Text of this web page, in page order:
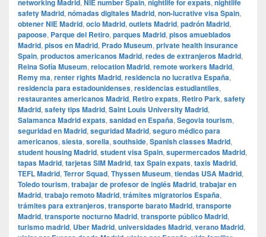
networking Madrid, NIE number Spain, nightlife for expats, nightlife
safety Madrid, nómadas digitales Madrid, non-lucrative visa Spain,
obtener NIE Madrid, ocio Madrid, outlets Madrid, padrón Madrid,
papoose, Parque del Retiro, parques Madrid, pisos amueblados
Madrid, pisos en Madrid, Prado Museum, private health insurance
Spain, productos americanos Madrid, redes de extranjeros Madrid,
Reina Sofía Museum, relocation Madrid, remote workers Madrid,
Remy ma, renter rights Madrid, residencia no lucrativa España,
residencia para estadounidenses, residencias estudiantiles,
restaurantes americanos Madrid, Retiro expats, Retiro Park, safety
Madrid, safety tips Madrid, Saint Louis University Madrid,
Salamanca Madrid expats, sanidad en España, Segovia tourism,
seguridad en Madrid, seguridad Madrid, seguro médico para
americanos, siesta, sorella, southside, Spanish classes Madrid,
student housing Madrid, student visa Spain, supermercados Madrid,
tapas Madrid, tarjetas SIM Madrid, tax Spain expats, taxis Madrid,
TEFL Madrid, Terror Squad, Thyssen Museum, tiendas USA Madrid,
Toledo tourism, trabajar de profesor de inglés Madrid, trabajar en
Madrid, trabajo remoto Madrid, trámites migratorios España,
trámites para extranjeros, transporte barato Madrid, transporte
Madrid, transporte nocturno Madrid, transporte público Madrid,
turismo madrid, Uber Madrid, universidades Madrid, verano Madrid,